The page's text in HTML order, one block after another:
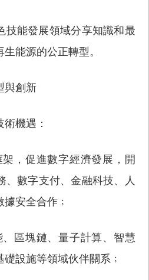
技能發展領域分享知識和最
能源的公正轉型。
與創新
機遇：
，促進數字經濟發展，開
、數字支付、金融科技、人
安全合作﹔
區塊鏈、量子計算、智慧
設施等領域伙伴關系﹔